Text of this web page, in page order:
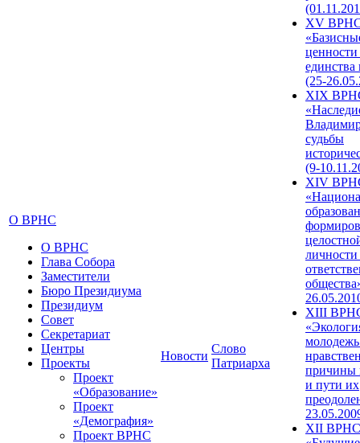
О ВРНС
О ВРНС
Глава Собора
Заместители
Бюро Президиума
Президиум
Совет
Секретариат
Центры
Проекты
Проект
«Образование»
Проект
«Демография»
Проект ВРНС
Новости
Слово
Патриарха
XV
единства
(25-
XIX
судьбы
(9-
XIV
XIII
причины
и пути их
XII ВРНС